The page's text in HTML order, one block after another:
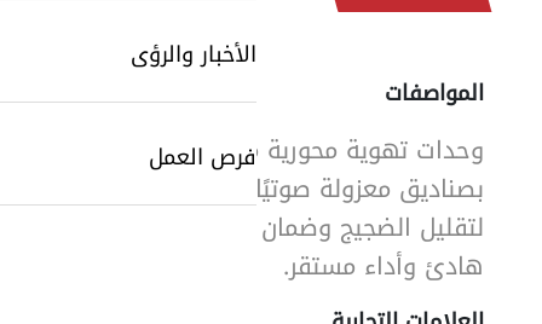
الأخبار والرؤى
فرص العمل
SearchButtonText المواصفات
وحدات تهوية محورية مزوّدة
بصناديق معزولة صوتيًا،
لتقليل الضجيج وضمان تشغيل
هادئ وأداء مستقر.